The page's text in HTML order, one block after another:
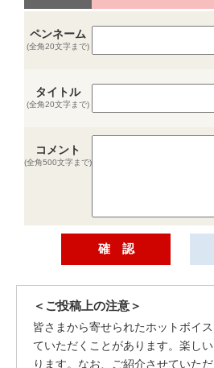
ペンネーム
(全角20文字まで)
タイトル
(全角20文字まで)
コメント
(全角500文字まで)
＜ご投稿上の注意＞
皆さまから寄せられたホットボイ
ていただくことがあります。楽し
ります。なお、ご紹介させていた